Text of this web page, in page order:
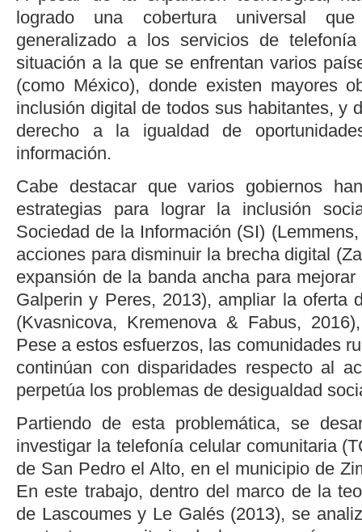
logrado una cobertura universal
generalizado a los servicios de
situación a la que se enfrentan varios
(como México), donde existen mayores
inclusión digital de todos sus habitantes, y
derecho a la igualdad de
información.
Cabe destacar que varios gobiernos
estrategias para lograr la inclusión
Sociedad de la Información (SI) (
acciones para disminuir la brecha digital (
expansión de la banda ancha para
Galperin y Peres, 2013), ampliar la oferta
(Kvasnicova, Kremenova & Fabus, 2016
Pese a estos esfuerzos, las comunidades
continúan con disparidades respecto al
perpetúa los problemas de desigualdad
Partiendo de esta problemática, se
investigar la telefonía celular comunitaria
de San Pedro el Alto, en el municipio de
En este trabajo, dentro del marco de la
de Lascoumes y Le Galés (2013), se